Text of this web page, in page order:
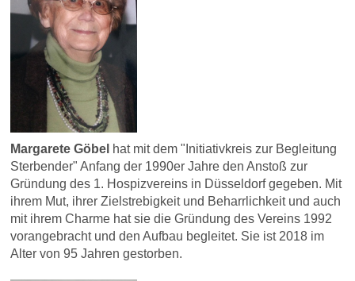
Margarete Göbel hat mit dem "Initiativkreis zur Begleitung
Sterbender" Anfang der 1990er Jahre den Anstoß zur
Gründung des 1. Hospizvereins in Düsseldorf gegeben. Mit
ihrem Mut, ihrer Zielstrebigkeit und Beharrlichkeit und auch
mit ihrem Charme hat sie die Gründung des Vereins 1992
vorangebracht und den Aufbau begleitet. Sie ist 2018 im
Alter von 95 Jahren gestorben.